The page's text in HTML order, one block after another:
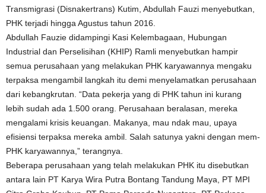
Transmigrasi (Disnakertrans) Kutim, Abdullah Fauzi menyebutkan,
PHK terjadi hingga Agustus tahun 2016.
Abdullah Fauzie didampingi Kasi Kelembagaan, Hubungan
Industrial dan Perselisihan (KHIP) Ramli menyebutkan hampir
semua perusahaan yang melakukan PHK karyawannya mengaku
terpaksa mengambil langkah itu demi menyelamatkan perusahaan
dari kebangkrutan. “Data pekerja yang di PHK tahun ini kurang
lebih sudah ada 1.500 orang. Perusahaan beralasan, mereka
mengalami krisis keuangan. Makanya, mau ndak mau, upaya
efisiensi terpaksa mereka ambil. Salah satunya yakni dengan mem-
PHK karyawannya,” terangnya.
Beberapa perusahaan yang telah melakukan PHK itu disebutkan
antara lain PT Karya Wira Putra Bontang Tandung Maya, PT MPI